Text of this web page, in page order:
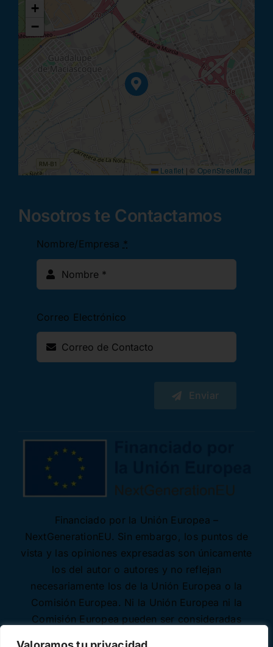
+
−
Leaflet | © OpenStreetMap
Nosotros te Contactamos
Nombre/Empresa *
Correo Electrónico
Enviar
Financiado por la Unión Europea –
NextGenerationEU. Sin embargo, los puntos de
vista y las opiniones expresadas son únicamente
los del autor o autores y no reflejan
necesariamente los de la Unión Europea o la
Comisión Europea. Ni la Unión Europea ni la
Comisión Europea pueden ser consideradas